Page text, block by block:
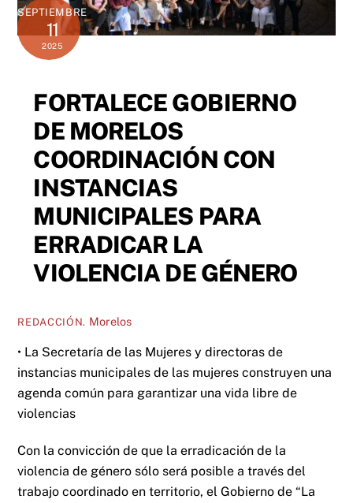
SEPTIEMBRE
11
2025
FORTALECE GOBIERNO
DE MORELOS
COORDINACIÓN CON
INSTANCIAS
MUNICIPALES PARA
ERRADICAR LA
VIOLENCIA DE GÉNERO
REDACCIÓN. Morelos
• La Secretaría de las Mujeres y directoras de
instancias municipales de las mujeres construyen una
agenda común para garantizar una vida libre de
violencias
Con la convicción de que la erradicación de la
violencia de género sólo será posible a través del
trabajo coordinado en territorio, el Gobierno de “La